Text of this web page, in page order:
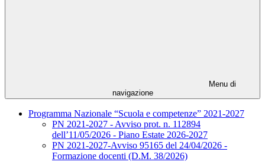
Menu di
navigazione
Programma Nazionale “Scuola e competenze” 2021-2027
PN 2021-2027 - Avviso prot. n. 112894
dell’11/05/2026 - Piano Estate 2026-2027
PN 2021-2027-Avviso 95165 del 24/04/2026 -
Formazione docenti (D.M. 38/2026)